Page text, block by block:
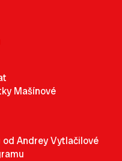
Mašínové
Andrey Vytlačilové